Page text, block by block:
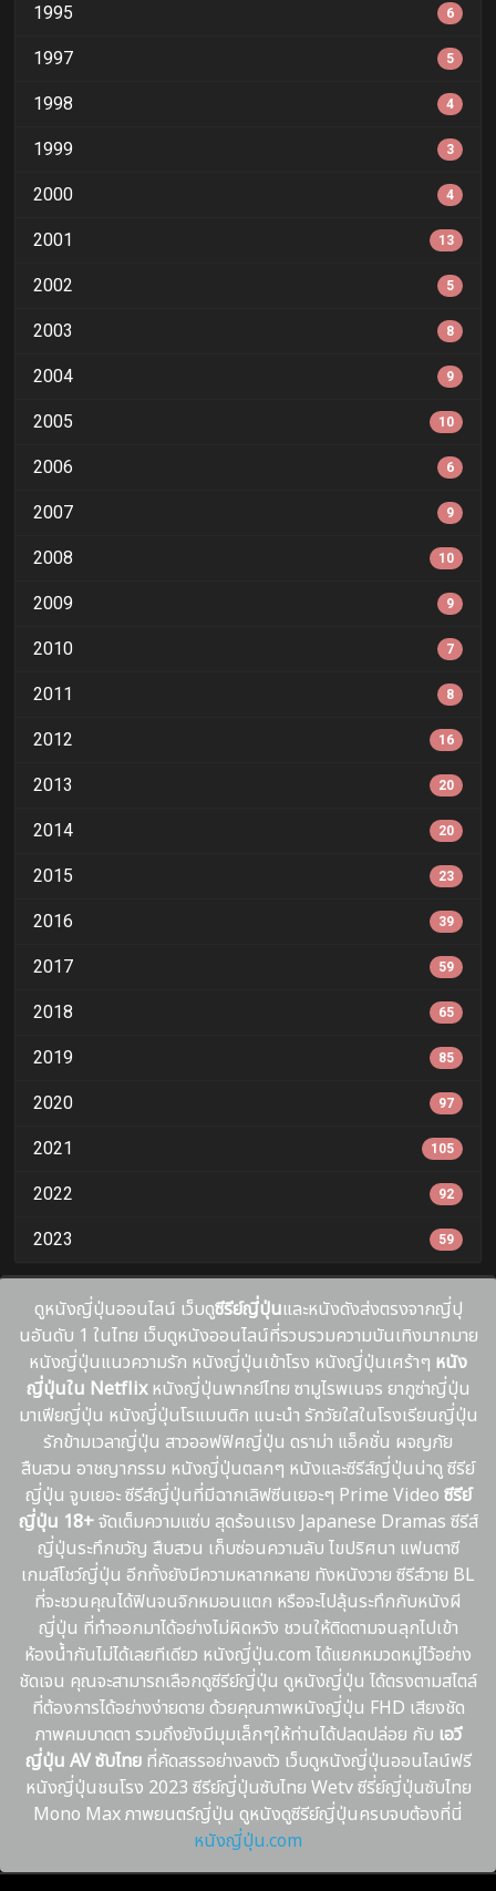
1995 6
1997 5
1998 4
1999 3
2000 4
2001 13
2002 5
2003 8
2004 9
2005 10
2006 6
2007 9
2008 10
2009 9
2010 7
2011 8
2012 16
2013 20
2014 20
2015 23
2016 39
2017 59
2018 65
2019 85
2020 97
2021 105
2022 92
2023 59
ดูหนังญี่ปุ่นออนไลน์ เว็บดูซีรีย์ญี่ปุ่นและหนังดังส่งตรงจากญี่ปุ
นอันดับ 1 ในไทย เว็บดูหนังออนไลน์ที่รวบรวมความบันเทิงมากมาย
หนังญี่ปุ่นแนวความรัก หนังญี่ปุ่นเข้าโรง หนังญี่ปุ่นเศร้าๆ หนัง
ญี่ปุ่นใน Netflixหนังญี่ปุ่นพากย์ไทย ซามูไรพเนจร ยากูซ่าญี่ปุ่น
มาเฟียญี่ปุ่น หนังญี่ปุ่นโรแมนติก แนะนํา รักวัยใสในโรงเรียนญี่ปุ่น
รักข้ามเวลาญี่ปุ่น สาวออฟฟิศญี่ปุ่น ดราม่า แอ็คชั่น ผจญภัย
สืบสวน อาชญากรรม หนังญี่ปุ่นตลกๆ หนังและซีรีส์ญี่ปุ่นน่าดู ซีรีย์
ญี่ปุ่น จูบเยอะ ซีรีส์ญี่ปุ่นที่มีฉากเลิฟซีนเยอะๆ Prime Video ซีรีย์
ญี่ปุ่น 18+จัดเต็มความแซ่บ สุดร้อนเเรง Japanese Dramas ซีรีส์
ญี่ปุ่นระทึกขวัญ สืบสวน เก็บซ่อนความลับ ไขปริศนา แฟนตาซี
เกมส์โชว์ญี่ปุ่น อีกทั้งยังมีความหลากหลาย ทังหนังวาย ซีรีส์วาย BL
ที่จะชวนคุณได้ฟินจนจิกหมอนแตก หรือจะไปลุ้นระทึกกับหนังผี
ญี่ปุ่น ที่ทำออกมาได้อย่างไม่ผิดหวัง ชวนให้ติดตามจนลุกไปเข้า
ห้องน้ำกันไม่ได้เลยทีเดียว หนังญี่ปุ่น.com ได้แยกหมวดหมู่ไว้อย่าง
ชัดเจน คุณจะสามารถเลือกดูซีรีย์ญี่ปุ่น ดูหนังญี่ปุ่น ได้ตรงตามสไตล์
ที่ต้องการได้อย่างง่ายดาย ด้วยคุณภาพหนังญี่ปุ่น FHD เสียงชัด
ภาพคมบาดตา รวมถึงยังมีมุมเล็กๆให้ท่านได้ปลดปล่อย กับ เอวี
ญี่ปุ่น AV ซับไทยที่คัดสรรอย่างลงตัว เว็บดูหนังญี่ปุ่นออนไลน์ฟรี
หนังญี่ปุ่นชนโรง 2023 ซีรีย์ญี่ปุ่นซับไทย Wetv ซีรี่ย์ญี่ปุ่นซับไทย
Mono Max ภาพยนตร์ญี่ปุ่น ดูหนังดูซีรีย์ญี่ปุ่นครบจบต้องที่นี่
หนังญี่ปุ่น.com